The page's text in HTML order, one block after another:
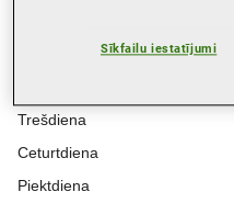
Trešdiena
Ceturtdiena
Piektdiena
Sīkfailu iestatījumi